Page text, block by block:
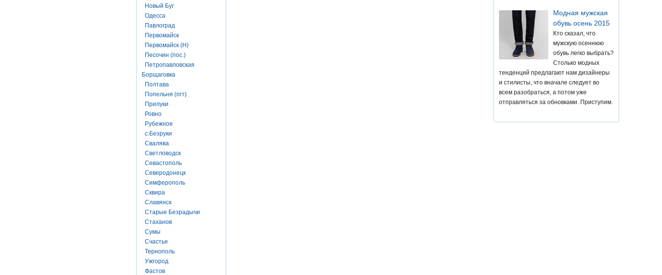
Новый Буг
Одесса
Павлоград
Первомайск
Первомайск (Н)
Песочин (пос.)
Петропавловская
Борщаговка
Полтава
Попельня (пгт)
Прилуки
Ровно
Рубежное
с.Безруки
Свалява
Светловодск
Севастополь
Северодонецк
Симферополь
Сквира
Славянск
Старые Безрадычи
Стаханов
Сумы
Счастье
Тернополь
Ужгород
Фастов
Модная мужская
обувь осень 2015
Кто сказал, что
мужскую осеннюю
обувь легко выбрать?
Столько модных
тенденций предлагают нам дизайнеры
и стилисты, что вначале следует во
всем разобраться, а потом уже
отправляться за обновками. Приступим.